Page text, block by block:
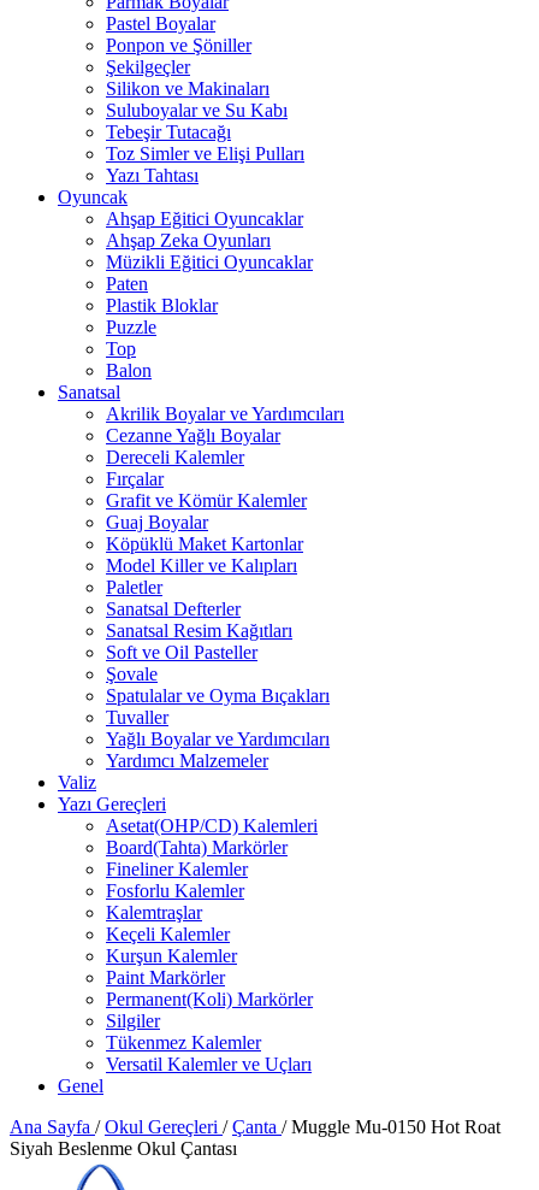
Pastel Boyalar
Ponpon ve Şöniller
Şekilgeçler
Silikon ve Makinaları
Suluboyalar ve Su Kabı
Tebeşir Tutacağı
Toz Simler ve Elişi Pulları
Yazı Tahtası
Oyuncak
Ahşap Eğitici Oyuncaklar
Ahşap Zeka Oyunları
Müzikli Eğitici Oyuncaklar
Paten
Plastik Bloklar
Puzzle
Top
Balon
Sanatsal
Akrilik Boyalar ve Yardımcıları
Cezanne Yağlı Boyalar
Dereceli Kalemler
Fırçalar
Grafit ve Kömür Kalemler
Guaj Boyalar
Köpüklü Maket Kartonlar
Model Killer ve Kalıpları
Paletler
Sanatsal Defterler
Sanatsal Resim Kağıtları
Soft ve Oil Pasteller
Şovale
Spatulalar ve Oyma Bıçakları
Tuvaller
Yağlı Boyalar ve Yardımcıları
Yardımcı Malzemeler
Valiz
Yazı Gereçleri
Asetat(OHP/CD) Kalemleri
Board(Tahta) Markörler
Fineliner Kalemler
Fosforlu Kalemler
Kalemtraşlar
Keçeli Kalemler
Kurşun Kalemler
Paint Markörler
Permanent(Koli) Markörler
Silgiler
Tükenmez Kalemler
Versatil Kalemler ve Uçları
Genel
Ana Sayfa / Okul Gereçleri / Çanta / Muggle Mu-0150 Hot Roat
Siyah Beslenme Okul Çantası